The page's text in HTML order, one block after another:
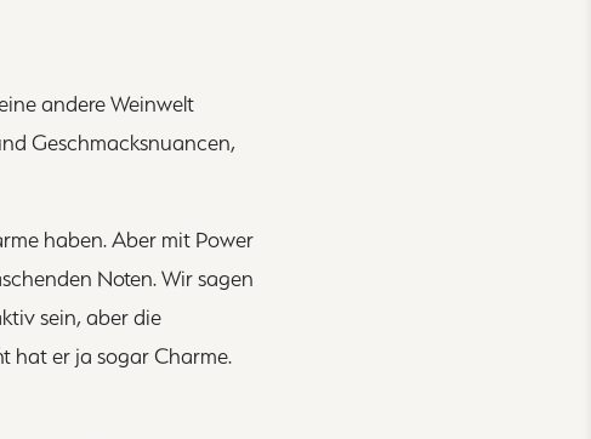
andere Weinwelt
Geschmacksnuancen,
haben. Aber mit Power
Noten. Wir sagen
sein, aber die
hat er ja sogar Charme.